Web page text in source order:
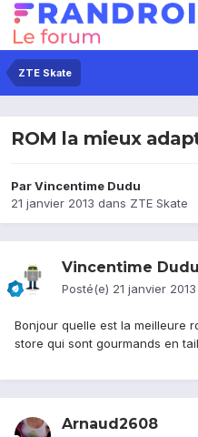
ZTE Skate
ROM la mieux
ParVincentime Dudu
21 janvier 2013 dans ZTE Skate
Vincentime Dudu
Posté(e) 21 janvier 2013
Bonjour quelle est la meilleure
store qui sont gourmands en
Arnaud2608